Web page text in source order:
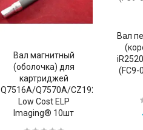
Вал магнитный
(оболочка) для
картриджей
Q7516A/Q7570A/CZ192A/CF214A/X
Low Cost ELP
Imaging® 10шт
Вал
(FC9-